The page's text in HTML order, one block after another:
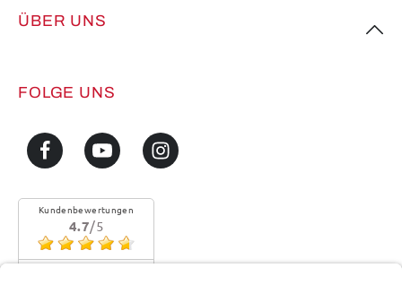
ÜBER UNS
FOLGE UNS
Kundenbewertungen
4.7/5